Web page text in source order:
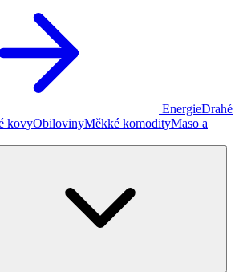
EnergieDrahé
kovyObilovinyMěkké komodityMaso a